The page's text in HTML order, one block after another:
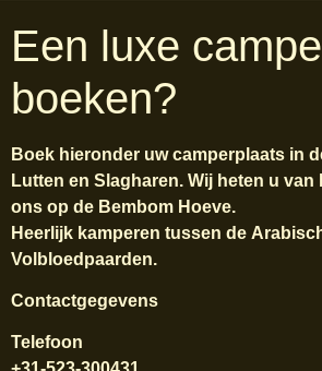
Een luxe
boeken?
Boek hieronder uw camperplaats in
Lutten en Slagharen. Wij heten u van
ons op de Bembom Hoeve.
Heerlijk kamperen tussen de
Volbloedpaarden.
Contactgegevens
Telefoon